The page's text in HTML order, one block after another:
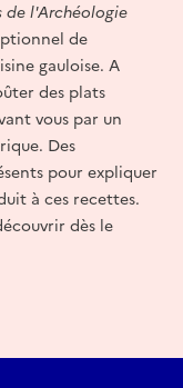
de l'Archéologie
de
gauloise. A
des plats
vous par un
Des
pour expliquer
à ces recettes.
dès le